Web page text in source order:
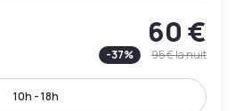
60 €
-37% 95 €la nuit
10h - 18h